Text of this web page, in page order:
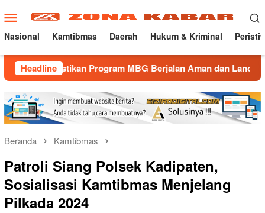
ke
konten
Menu
Mobile
Nasional Kamtibmas Daerah Hukum & Kriminal
Headline
Program MBG Berjalan Aman dan Lancar Gatur
Beranda Kamtibmas
Patroli Siang Polsek Kadipaten,
Sosialisasi Kamtibmas Menjelang
Pilkada 2024